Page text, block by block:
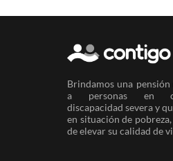
Brindamos una
a personas en
discapacidad severa y
en situación de
de elevar su calidad de